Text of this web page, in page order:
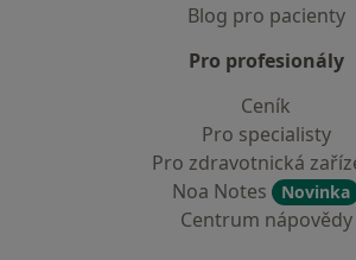
Blog pro pacienty
Pro profesionály
Ceník
Pro specialisty
Pro zdravotnická
Noa Notes
Novinka
Centrum nápovědy